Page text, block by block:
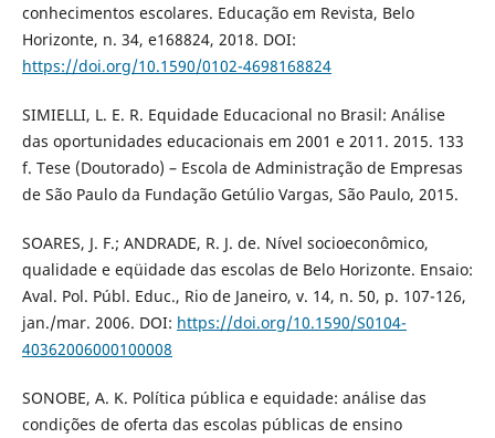
conhecimentos escolares. Educação em Revista, Belo
Horizonte, n. 34, e168824, 2018. DOI:
https://doi.org/10.1590/0102-4698168824
SIMIELLI, L. E. R. Equidade Educacional no Brasil: Análise
das oportunidades educacionais em 2001 e 2011. 2015. 133
f. Tese (Doutorado) – Escola de Administração de Empresas
de São Paulo da Fundação Getúlio Vargas, São Paulo, 2015.
SOARES, J. F.; ANDRADE, R. J. de. Nível socioeconômico,
qualidade e eqüidade das escolas de Belo Horizonte. Ensaio:
Aval. Pol. Públ. Educ., Rio de Janeiro, v. 14, n. 50, p. 107-126,
jan./mar. 2006. DOI: https://doi.org/10.1590/S0104-
40362006000100008
SONOBE, A. K. Política pública e equidade: análise das
condições de oferta das escolas públicas de ensino